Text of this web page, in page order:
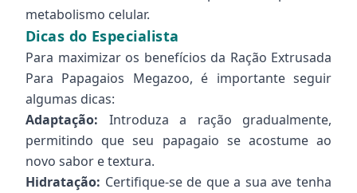
metabolismo celular.
Dicas do Especialista
Para maximizar os benefícios da Ração Extrusada
Para Papagaios Megazoo, é importante seguir
algumas dicas:
Adaptação: Introduza a ração gradualmente,
permitindo que seu papagaio se acostume ao
novo sabor e textura.
Hidratação: Certifique-se de que a sua ave tenha